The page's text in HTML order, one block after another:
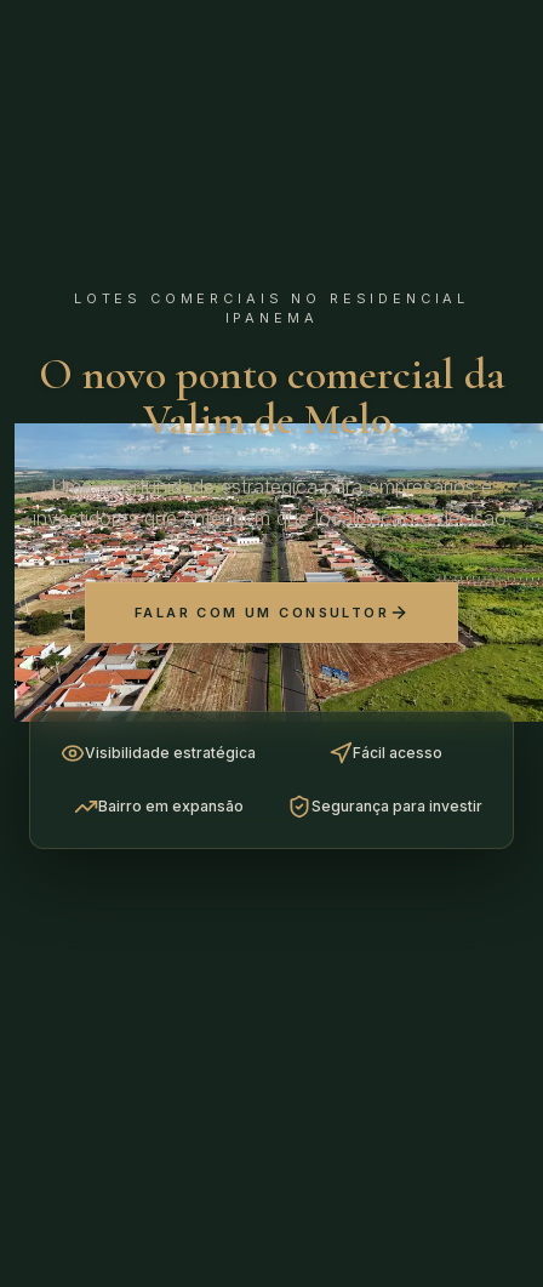
LOTES COMERCIAIS NO RESIDENCIAL
IPANEMA
O novo ponto comercial da
Valim de Melo.
Uma oportunidade estratégica para empresários e
investidores que entendem que localização é decisão.
FALAR COM UM CONSULTOR
Visibilidade estratégica Fácil acesso
Bairro em expansão Segurança para investir